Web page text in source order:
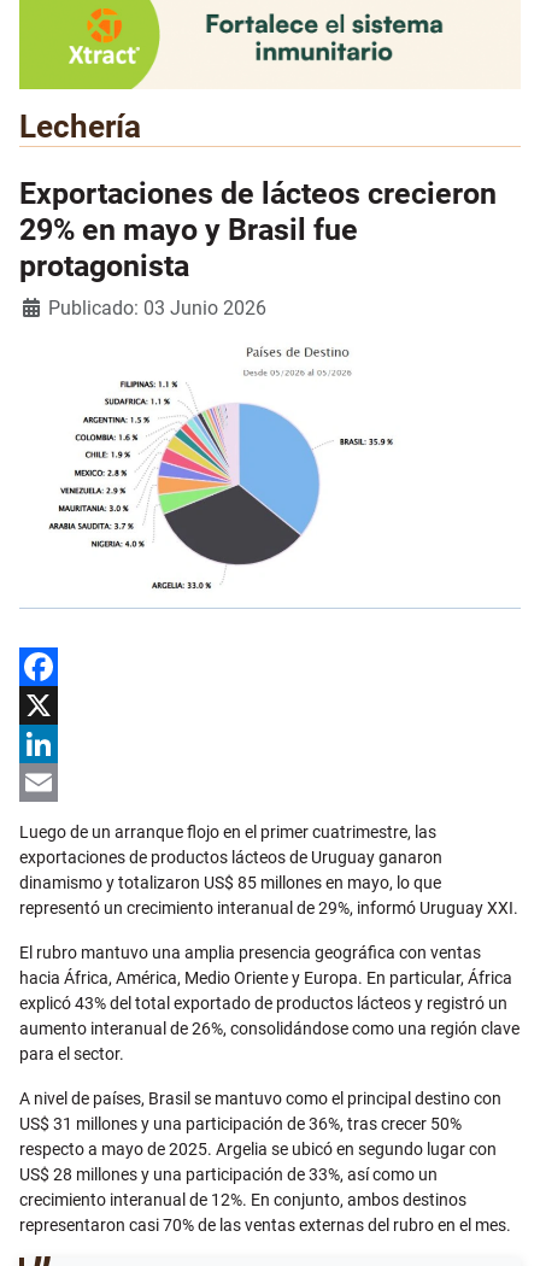
Lechería
Exportaciones de lácteos crecieron
29% en mayo y Brasil fue
protagonista
Detalles
Publicado: 03 Junio 2026
Facebook
X
LinkedIn
Luego de un arranque flojo en el primer cuatrimestre, las
exportaciones de productos lácteos de Uruguay ganaron
dinamismo y totalizaron US$ 85 millones en mayo, lo que
representó un crecimiento interanual de 29%, informó Uruguay XXI.
El rubro mantuvo una amplia presencia geográfica con ventas
hacia África, América, Medio Oriente y Europa. En particular, África
explicó 43% del total exportado de productos lácteos y registró un
aumento interanual de 26%, consolidándose como una región clave
para el sector.
A nivel de países, Brasil se mantuvo como el principal destino con
US$ 31 millones y una participación de 36%, tras crecer 50%
respecto a mayo de 2025. Argelia se ubicó en segundo lugar con
US$ 28 millones y una participación de 33%, así como un
crecimiento interanual de 12%. En conjunto, ambos destinos
representaron casi 70% de las ventas externas del rubro en el mes.